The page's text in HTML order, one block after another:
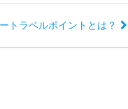
トラベルポイントとは？